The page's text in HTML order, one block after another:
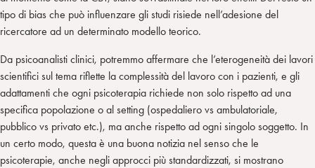
tipo di bias che può influenzare gli studi risiede nell’adesione del
ricercatore ad un determinato modello teorico.
Da psicoanalisti clinici, potremmo affermare che l’eterogeneità dei lavori
scientifici sul tema riflette la complessità del lavoro con i pazienti, e gli
adattamenti che ogni psicoterapia richiede non solo rispetto ad una
specifica popolazione o al setting (ospedaliero vs ambulatoriale,
pubblico vs privato etc.), ma anche rispetto ad ogni singolo soggetto. In
un certo modo, questa è una buona notizia nel senso che le
psicoterapie, anche negli approcci più standardizzati, si mostrano